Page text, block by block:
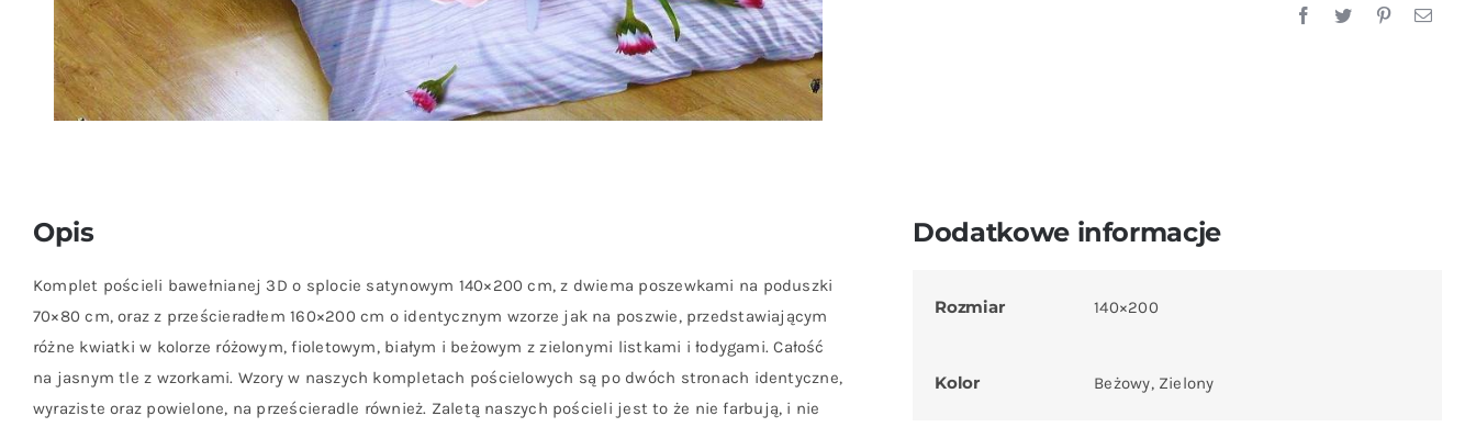
Opis
Komplet pościeli bawełnianej 3D o splocie satynowym 140×200 cm, z dwiema poszewkami na poduszki
70×80 cm, oraz z prześcieradłem 160×200 cm o identycznym wzorze jak na poszwie, przedstawiającym
różne kwiatki w kolorze różowym, fioletowym, białym i beżowym z zielonymi listkami i łodygami. Całość
na jasnym tle z wzorkami. Wzory w naszych kompletach pościelowych są po dwóch stronach identyczne,
wyraziste oraz powielone, na prześcieradle również. Zaletą naszych pościeli jest to że nie farbują, i nie
Dodatkowe informacje
Rozmiar 140×200
Kolor Beżowy, Zielony